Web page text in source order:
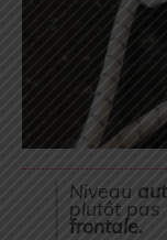
Niveau
plutôt pas
frontale.